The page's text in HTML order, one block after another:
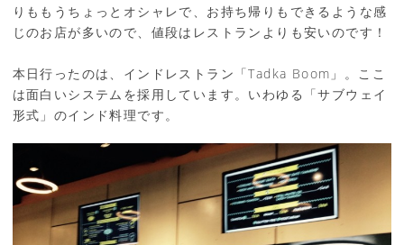
りももうちょっとオシャレで、お持ち帰りもできるような感
じのお店が多いので、値段はレストランよりも安いのです！
本日行ったのは、インドレストラン「Tadka Boom」。ここ
は面白いシステムを採用しています。いわゆる「サブウェイ
形式」のインド料理です。